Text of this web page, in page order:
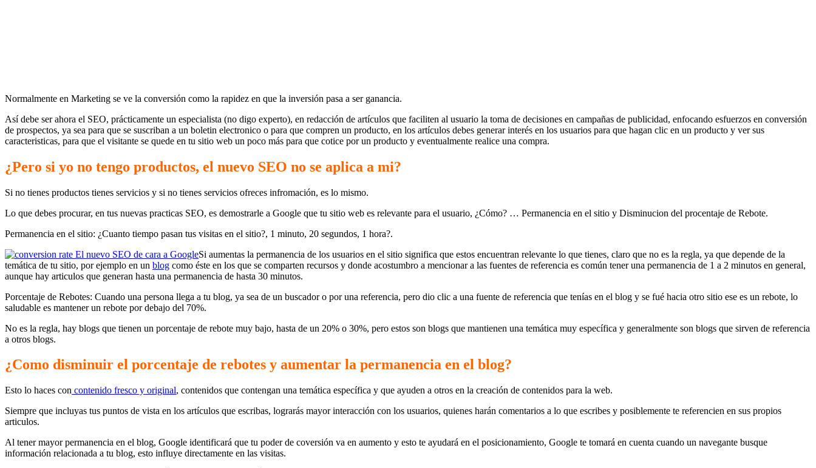
Normalmente en Marketing se ve la conversión como la rapidez en que la inversión pasa a ser ganancia.
Así debe ser ahora el SEO, prácticamente un especialista (no digo experto), en redacción de artículos que faciliten al usuario la toma de decisiones en campañas de publicidad, enfocando esfuerzos en conversión
de prospectos, ya sea para que se suscriban a un boletin electronico o para que compren un producto, en los artículos debes generar interés en los usuarios para que hagan clic en un producto y ver sus
caracteristicas, para que el visitante se quede en tu sitio web un poco más para que cotice por un producto y eventualmente realice una compra.
¿Pero si yo no tengo productos, el nuevo SEO no se aplica a mi?
Si no tienes productos tienes servicios y si no tienes servicios ofreces infromación, es lo mismo.
Lo que debes procurar, en tus nuevas practicas SEO, es demostrarle a Google que tu sitio web es relevante para el usuario, ¿Cómo? … Permanencia en el sitio y Disminucion del procentaje de Rebote.
Permanencia en el sitio: ¿Cuanto tiempo pasan tus visitas en el sitio?, 1 minuto, 20 segundos, 1 hora?.
Si aumentas la permanencia de los usuarios en el sitio significa que estos encuentran relevante lo que tienes, claro que no es la regla, ya que depende de la
temática de tu sitio, por ejemplo en un blog como éste en los que se comparten recursos y donde acostumbro a mencionar a las fuentes de referencia es común tener una permanencia de 1 a 2 minutos en general,
aunque hay articulos que generan hasta una permanencia de hasta 30 minutos.
Porcentaje de Rebotes: Cuando una persona llega a tu blog, ya sea de un buscador o por una referencia, pero dio clic a una fuente de referencia que tenías en el blog y se fué hacia otro sitio ese es un rebote, lo
saludable es mantener un rebote por debajo del 70%.
No es la regla, hay blogs que tienen un porcentaje de rebote muy bajo, hasta de un 20% o 30%, pero estos son blogs que mantienen una temática muy específica y generalmente son blogs que sirven de referencia
a otros blogs.
¿Como disminuir el porcentaje de rebotes y aumentar la permanencia en el blog?
Esto lo haces con contenido fresco y original, contenidos que contengan una temática específica y que ayuden a otros en la creación de contenidos para la web.
Siempre que incluyas tus puntos de vista en los artículos que escribas, lograrás mayor interacción con los usuarios, quienes harán comentarios a lo que escribes y posiblemente te referencien en sus propios
articulos.
Al tener mayor permanencia en el blog, Google identificará que tu poder de coversión va en aumento y esto te ayudará en el posicionamiento, Google te tomará en cuenta cuando un navegante busque
información relacionada a tu blog, esto influye directamente en las visitas.